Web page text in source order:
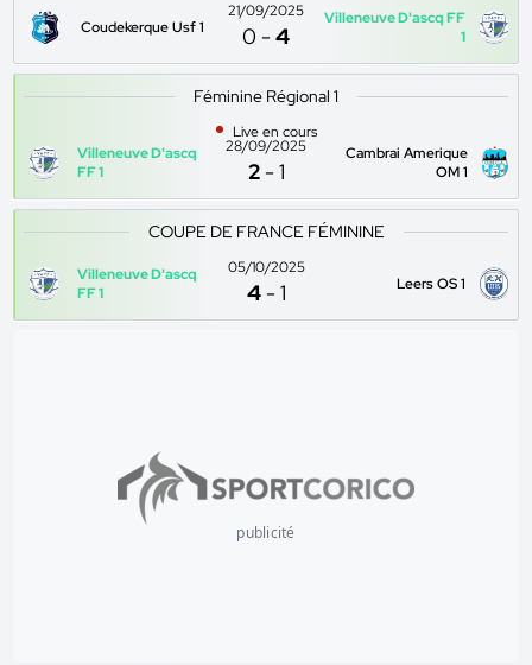
Coudekerque Usf 1
21/09/2025
0 -4
Villeneuve D'ascq FF
1
Féminine Régional 1
Live en cours
Villeneuve D'ascq
FF 1
28/09/2025
2 -1
Cambrai Amerique
OM 1
COUPE DE FRANCE FÉMININE
Villeneuve D'ascq
FF 1
05/10/2025
4 -1 Leers OS 1
publicité